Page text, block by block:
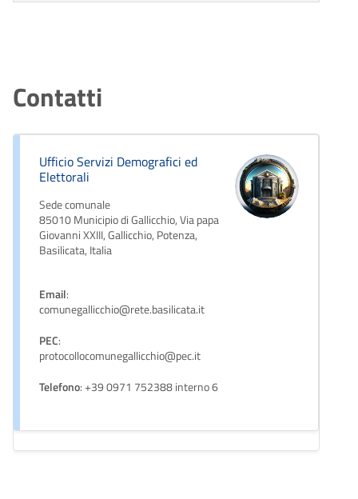
Contatti
Ufficio Servizi Demografici ed
Elettorali
Sede comunale
85010 Municipio di Gallicchio, Via papa
Giovanni XXIII, Gallicchio, Potenza,
Basilicata, Italia
Email:
comunegallicchio@rete.basilicata.it
PEC:
protocollocomunegallicchio@pec.it
Telefono: +39 0971 752388 interno 6